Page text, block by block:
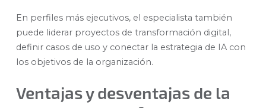
En perfiles más ejecutivos, el especialista también
puede liderar proyectos de transformación digital,
definir casos de uso y conectar la estrategia de IA con
los objetivos de la organización.
Ventajas y desventajas de la